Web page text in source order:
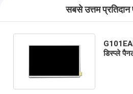
सबसे उत्तम प्रतिदान
डिस्प्ले